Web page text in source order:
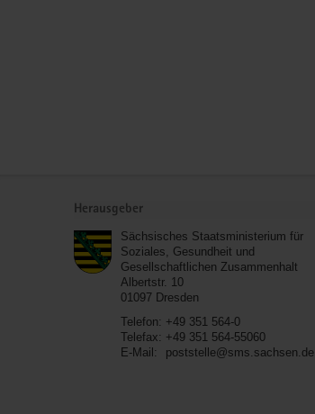
Herausgeber
Sächsisches Staatsministerium für
Soziales, Gesundheit und
Gesellschaftlichen Zusammenhalt
Albertstr. 10
01097 Dresden
Telefon: +49 351 564-0
Telefax: +49 351 564-55060
E-Mail:
poststelle@sms.sachsen.de